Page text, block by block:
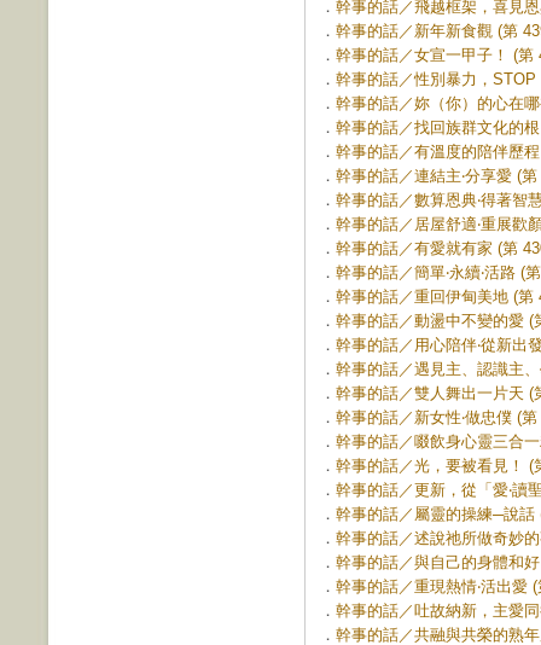
． 幹事的話／飛越框架，喜見
． 幹事的話／新年新食觀 (第
． 幹事的話／女宣一甲子！ (第
． 幹事的話／性別暴力，STOP
． 幹事的話／妳（你）的心在
． 幹事的話／找回族群文化的
． 幹事的話／有溫度的陪伴歷
． 幹事的話／連結主‧分享愛 (
． 幹事的話／數算恩典‧得著智
． 幹事的話／居屋舒適‧重展歡
． 幹事的話／有愛就有家 (第
． 幹事的話／簡單‧永續‧活路 (
． 幹事的話／重回伊甸美地 (第
． 幹事的話／動盪中不變的愛 (
． 幹事的話／用心陪伴‧從新出
． 幹事的話／遇見主、認識主
． 幹事的話／雙人舞出一片天 (
． 幹事的話／新女性‧做忠僕 (
． 幹事的話／啜飲身心靈三合
． 幹事的話／光，要被看見！ (
． 幹事的話／更新，從「愛‧讀
． 幹事的話／屬靈的操練─說話
． 幹事的話／述說祂所做奇妙
． 幹事的話／與自己的身體和
． 幹事的話／重現熱情‧活出愛
． 幹事的話／吐故納新，主愛
． 幹事的話／共融與共榮的熟